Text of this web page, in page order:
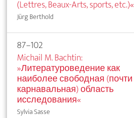
(Lettres, Beaux-Arts, sports, etc.)«
Jürg Berthold
87–102
Michail M. Bachtin:
»Литературоведение как
наиболее свободная (почти
карнавальная) область
исследования«
Sylvia Sasse